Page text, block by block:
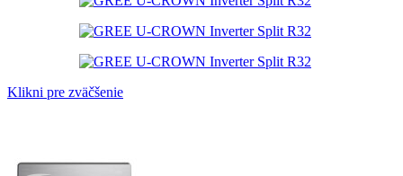
Klikni pre zväčšenie